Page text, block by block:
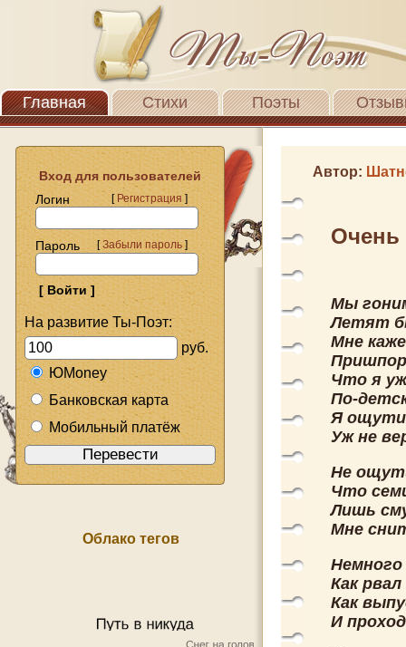
Главная Стихи Поэты
Вход для пользователей
Логин
[Регистрация]
Пароль [Забыли пароль]
На развитие Ты-Поэт:
руб.
ЮMoney
Банковская карта
Мобильный платёж
Облако тегов
Автор:
Очень
Мы
Летят
Мне
Что я
По-
Я
Уж не
Не
Что
Лишь
Мне
Немного
Как
Как
И